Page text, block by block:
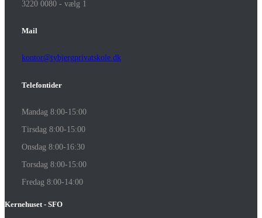
3220 0080 - vælg 1
Mail
kontor@tybjergprivatskole.dk
Telefontider
Mandag 8:00-15:00
Tirsdag 8:00-15:00
Onsdag 8:00-16:30
Torsdag 8:00-15:00
Fredag 8:00-14:00
Kernehuset - SFO